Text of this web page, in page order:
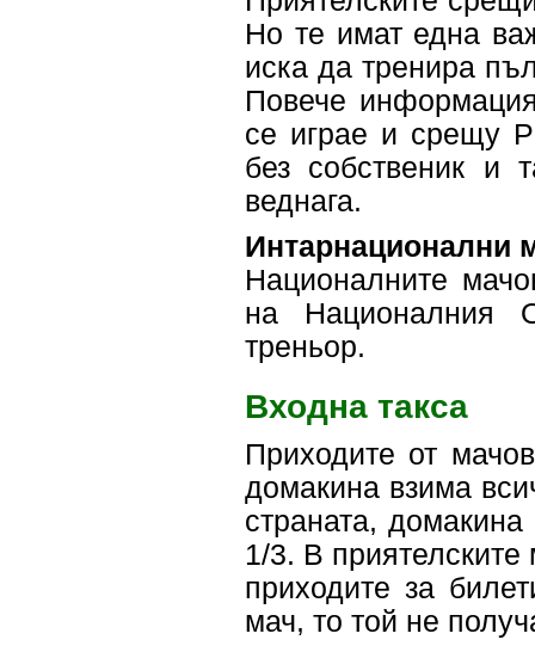
Но те имат една
иска да тренира
Повече
се играе и срещу
без собственик и
веднага.
Интарнационални
Националните
на Националния
треньор.
Входна такса
Приходите от
домакина взима
страната,
1/3. В приятелските
приходите за
мач, то той не